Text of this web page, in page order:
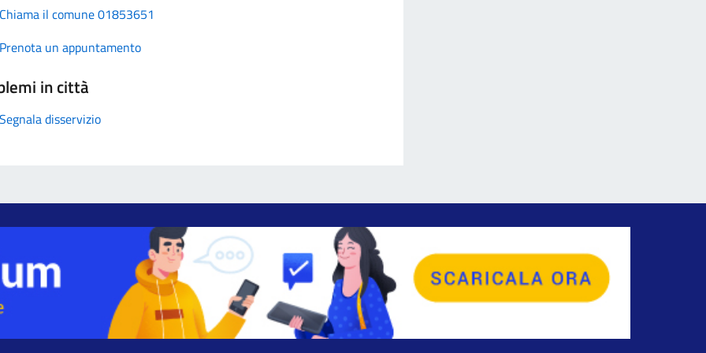
Chiama il comune 01853651
Prenota un appuntamento
in città
Segnala disservizio